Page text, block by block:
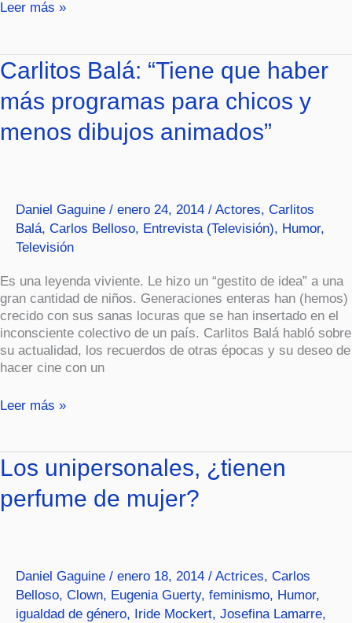
Leer más »
Carlitos Balá: “Tiene que haber
más programas para chicos y
menos dibujos animados”
Daniel Gaguine / enero 24, 2014 / Actores, Carlitos
Balá, Carlos Belloso, Entrevista (Televisión), Humor,
Televisión
Es una leyenda viviente. Le hizo un “gestito de idea” a una
gran cantidad de niños. Generaciones enteras han (hemos)
crecido con sus sanas locuras que se han insertado en el
inconsciente colectivo de un país. Carlitos Balá habló sobre
su actualidad, los recuerdos de otras épocas y su deseo de
hacer cine con un
Carlitos
Balá:
“Tiene
que
haber
chicos
menos
dibujos
Leer más »
Los unipersonales, ¿tienen
perfume de mujer?
Daniel Gaguine / enero 18, 2014 / Actrices, Carlos
Belloso, Clown, Eugenia Guerty, feminismo, Humor,
igualdad de género, Iride Mockert, Josefina Lamarre,
Los
unipersonales,
¿tienen
perfume